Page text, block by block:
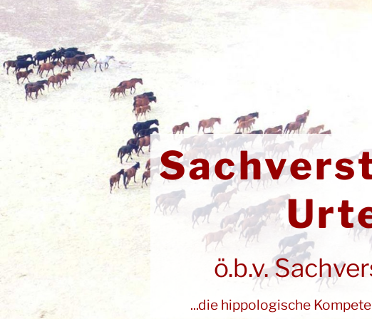
Zum
Inhalt
springen
ö.b.v.
...die hippologische